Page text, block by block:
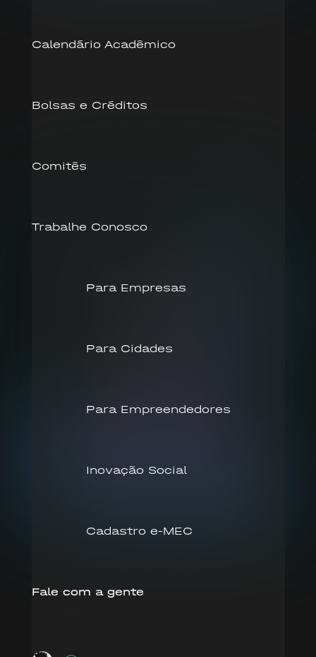
Calendário Acadêmico
Bolsas e Créditos
Comitês
Trabalhe Conosco
Para Empresas
Para Cidades
Para Empreendedores
Inovação Social
Cadastro e-MEC
Fale com a gente